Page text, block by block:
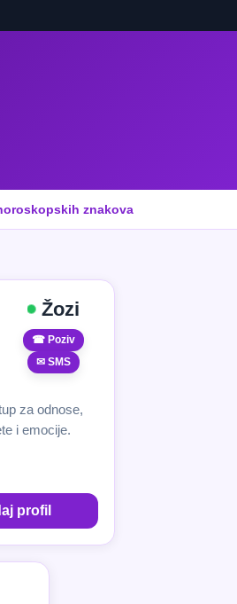
znakova
Žozi
☎ Poziv
✉ SMS
za odnose,
i emocije.
profil